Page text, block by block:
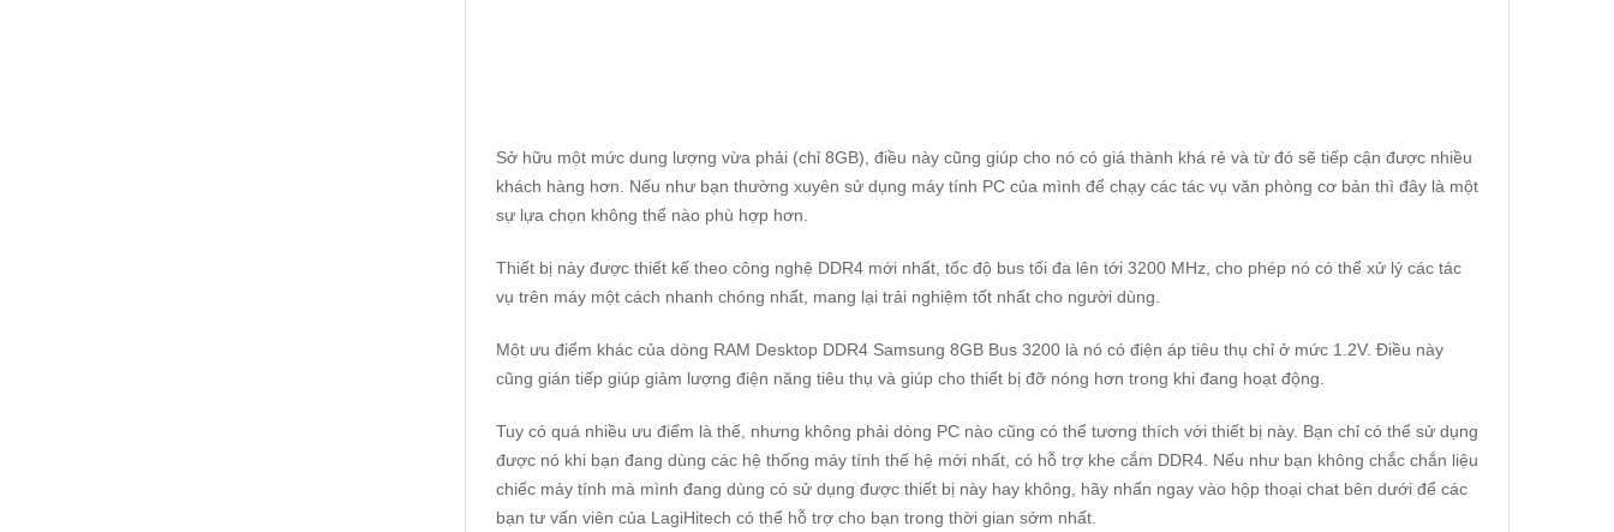
Sở hữu một mức dung lượng vừa phải (chỉ 8GB), điều này cũng giúp cho nó có giá thành khá rẻ và từ đó sẽ tiếp cận được nhiều
khách hàng hơn. Nếu như bạn thường xuyên sử dụng máy tính PC của mình để chạy các tác vụ văn phòng cơ bản thì đây là một
sự lựa chọn không thể nào phù hợp hơn.
Thiết bị này được thiết kế theo công nghệ DDR4 mới nhất, tốc độ bus tối đa lên tới 3200 MHz, cho phép nó có thể xử lý các tác
vụ trên máy một cách nhanh chóng nhất, mang lại trải nghiệm tốt nhất cho người dùng.
Một ưu điểm khác của dòng RAM Desktop DDR4 Samsung 8GB Bus 3200 là nó có điện áp tiêu thụ chỉ ở mức 1.2V. Điều này
cũng gián tiếp giúp giảm lượng điện năng tiêu thụ và giúp cho thiết bị đỡ nóng hơn trong khi đang hoạt động.
Tuy có quá nhiều ưu điểm là thế, nhưng không phải dòng PC nào cũng có thể tương thích với thiết bị này. Bạn chỉ có thể sử dụng
được nó khi bạn đang dùng các hệ thống máy tính thế hệ mới nhất, có hỗ trợ khe cắm DDR4. Nếu như bạn không chắc chắn liệu
chiếc máy tính mà mình đang dùng có sử dụng được thiết bị này hay không, hãy nhấn ngay vào hộp thoại chat bên dưới để các
bạn tư vấn viên của LagiHitech có thể hỗ trợ cho bạn trong thời gian sớm nhất.